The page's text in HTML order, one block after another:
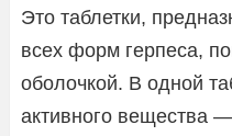
Это таблетки,
всех форм герпеса,
оболочкой. В одной
активного вещества